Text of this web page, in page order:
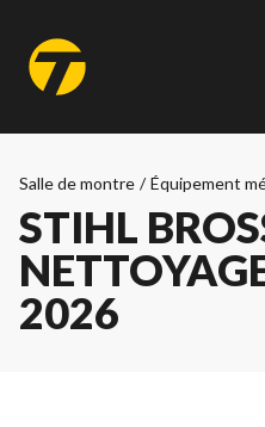
Salle de montre / Équipement
STIHL
2026